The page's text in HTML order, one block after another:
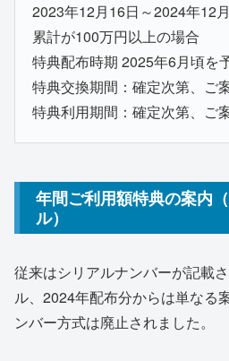
2023年12月16日～2024年12
累計が100万円以上の場合
特典配布時期 2025年6月頃を
特典交換期間：確定次第、ご
特典利用期間：確定次第、ご
年間ご利用額特典の案内
ル）
従来はシリアルナンバーが記載
ル、2024年配布分からは単なる
ンバー方式は廃止されました。